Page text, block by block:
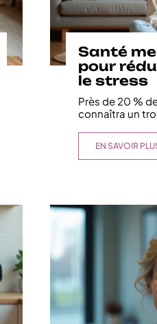
Santé
pour
le stress
Près de 20 %
connaîtra un
EN SAVOIR